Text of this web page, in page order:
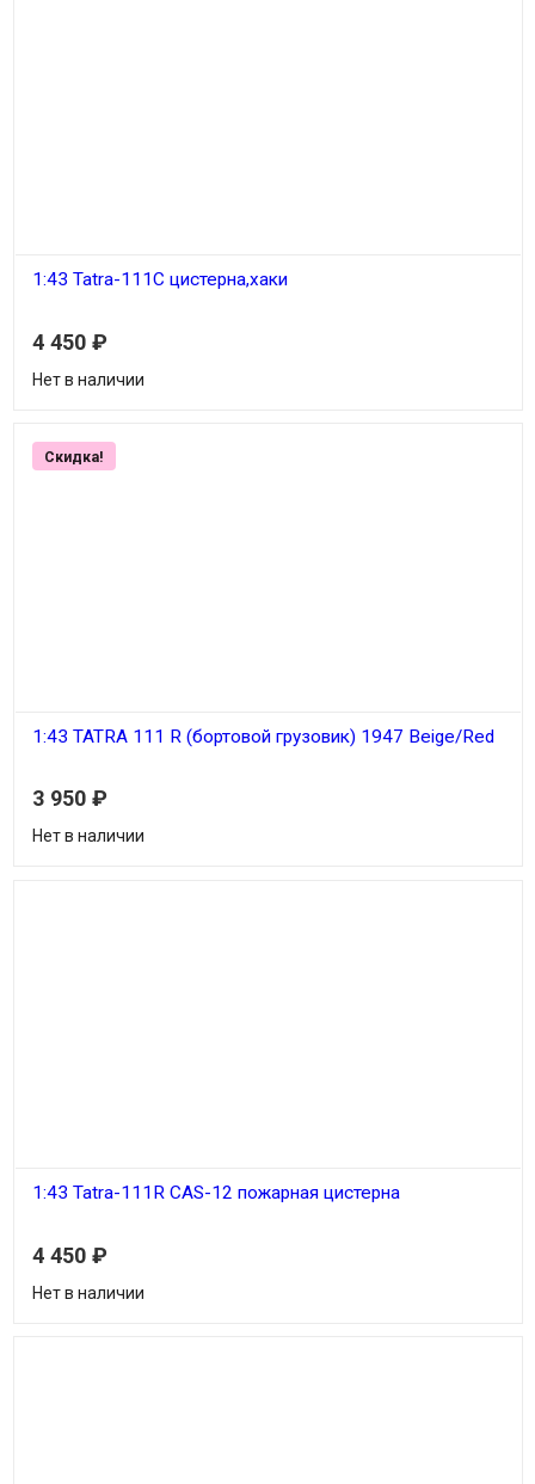
1:43 Tatra-111C цистерна,хаки
4 450 ₽
Нет в наличии
Скидка!
1:43 TATRA 111 R (бортовой грузовик) 1947 Beige/Red
3 950 ₽
Нет в наличии
1:43 Tatra-111R CAS-12 пожарная цистерна
4 450 ₽
Нет в наличии